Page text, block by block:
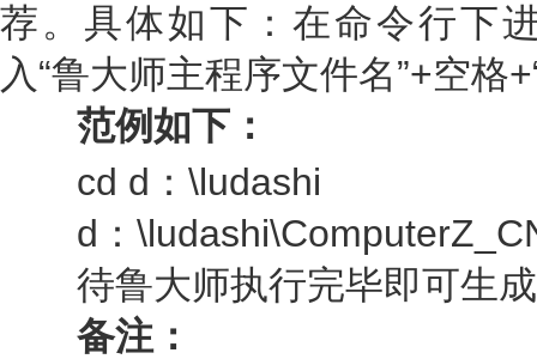
荐。具体如下：在命令行下
入“鲁大师主程序文件名”+空格
范例如下：
cd d：\ludashi
d：
待鲁大师执行完毕即可生成
备注：